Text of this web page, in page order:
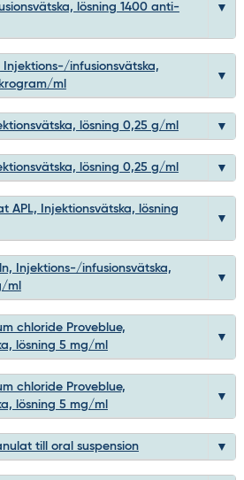
lösning 1400 anti-
infusionsvätska,
ml
lösning 0,25 g/ml
lösning 0,25 g/ml
APL, Injektionsvätska, lösning
Injektions-/infusionsvätska,
ml
chloride Proveblue,
lösning 5 mg/ml
chloride Proveblue,
lösning 5 mg/ml
till oral suspension